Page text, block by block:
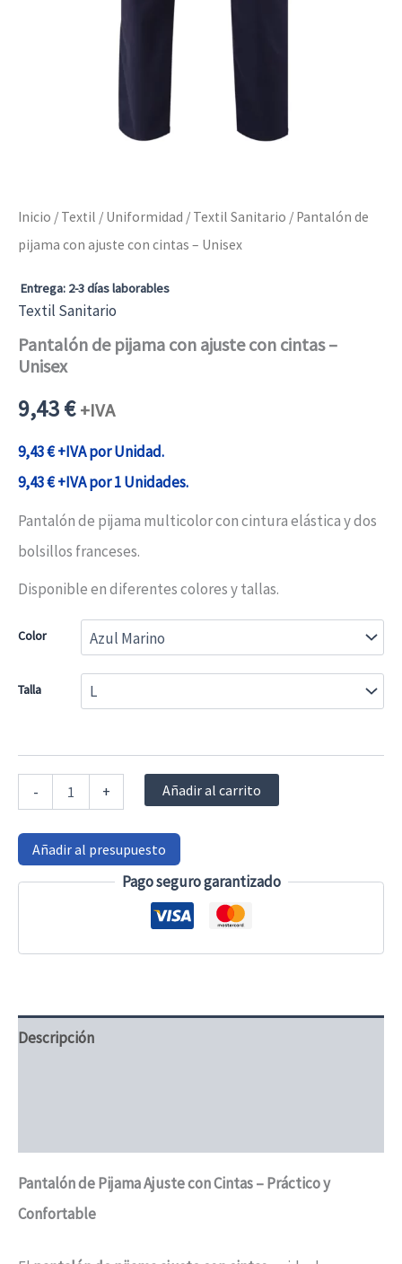
Inicio / Textil / Uniformidad / Textil Sanitario / Pantalón de
pijama con ajuste con cintas – Unisex
Entrega: 2-3 días laborables
Textil Sanitario
Pantalón de pijama con ajuste con cintas –
Unisex
9,43€ +IVA
9,43€+IVA por Unidad.
9,43€+IVA por 1 Unidades.
Pantalón de pijama multicolor con cintura elástica y dos
bolsillos franceses.
Disponible en diferentes colores y tallas.
Color
Talla
-
con
ajuste
+ Añadir al carrito
Añadir al presupuesto
Pago seguro garantizado
Descripción
Pantalón de Pijama Ajuste con Cintas – Práctico y
Confortable